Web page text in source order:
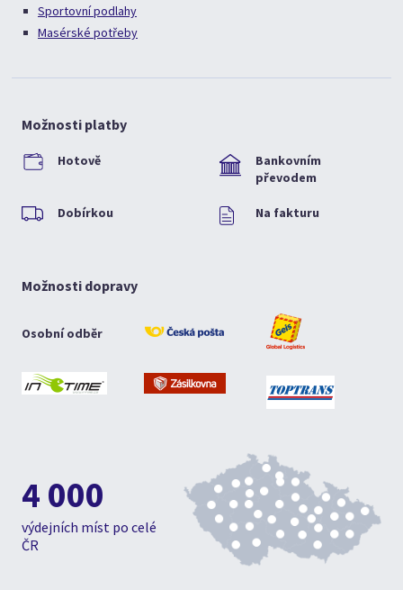
Sportovní podlahy
Masérské potřeby
Možnosti platby
Hotově
Bankovním
převodem
Dobírkou Na fakturu
Možnosti dopravy
Osobní odběr
4 000
výdejních míst po celé
ČR